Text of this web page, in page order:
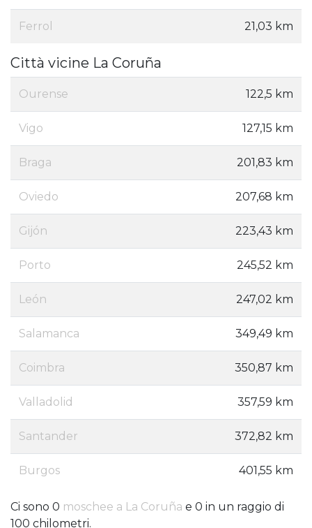
Ferrol 21,03 km
Città vicine La Coruña
Ourense 122,5 km
Vigo 127,15 km
Braga 201,83 km
Oviedo 207,68 km
Gijón 223,43 km
Porto 245,52 km
León 247,02 km
Salamanca 349,49 km
Coimbra 350,87 km
Valladolid 357,59 km
Santander 372,82 km
Burgos 401,55 km
Ci sono 0 moschee a La Coruña e 0 in un raggio di
100 chilometri.